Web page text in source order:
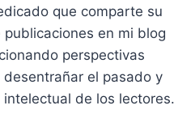
que comparte su
en mi blog
perspectivas
el pasado y
de los lectores.